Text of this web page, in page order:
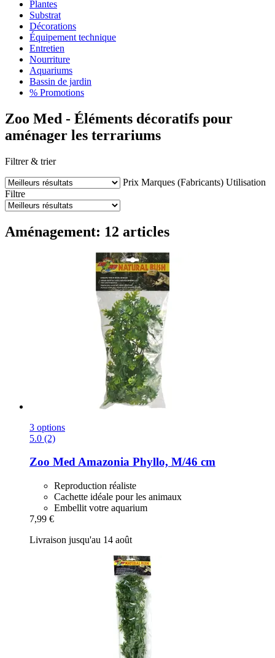
Plantes
Substrat
Décorations
Équipement technique
Entretien
Nourriture
Aquariums
Bassin de jardin
% Promotions
Zoo Med - Éléments décoratifs pour
aménager les terrariums
Filtrer & trier
Prix Marques (Fabricants) Utilisation
Filtre
Aménagement: 12 articles
3 options
5.0 (2)
Zoo MedAmazonia Phyllo, M/46 cm
Reproduction réaliste
Cachette idéale pour les animaux
Embellit votre aquarium
7,99 €
Livraison jusqu'au 14 août